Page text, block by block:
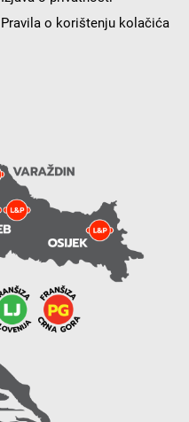
Pravila o korištenju kolačića